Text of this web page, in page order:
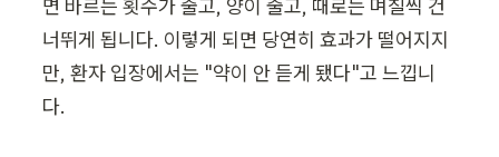
면 바르는 횟수가 줄고, 양이 줄고, 때로는 며칠씩 건
너뛰게 됩니다. 이렇게 되면 당연히 효과가 떨어지지
만, 환자 입장에서는 "약이 안 듣게 됐다"고 느낍니
다.